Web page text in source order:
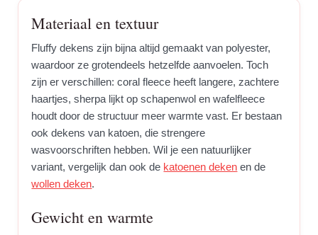
Materiaal en textuur
Fluffy dekens zijn bijna altijd gemaakt van polyester,
waardoor ze grotendeels hetzelfde aanvoelen. Toch
zijn er verschillen: coral fleece heeft langere, zachtere
haartjes, sherpa lijkt op schapenwol en wafelfleece
houdt door de structuur meer warmte vast. Er bestaan
ook dekens van katoen, die strengere
wasvoorschriften hebben. Wil je een natuurlijker
variant, vergelijk dan ook de katoenen deken en de
wollen deken.
Gewicht en warmte